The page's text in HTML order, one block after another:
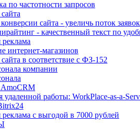
по частотности запросов
сайта - увеличь поток
- качественный текст по
реклама
интернет-магазинов
в соответствие с ФЗ-152
компании
удаленной работы: WorkPlace-as-a-
реклама с выгодой в 7000 рублей